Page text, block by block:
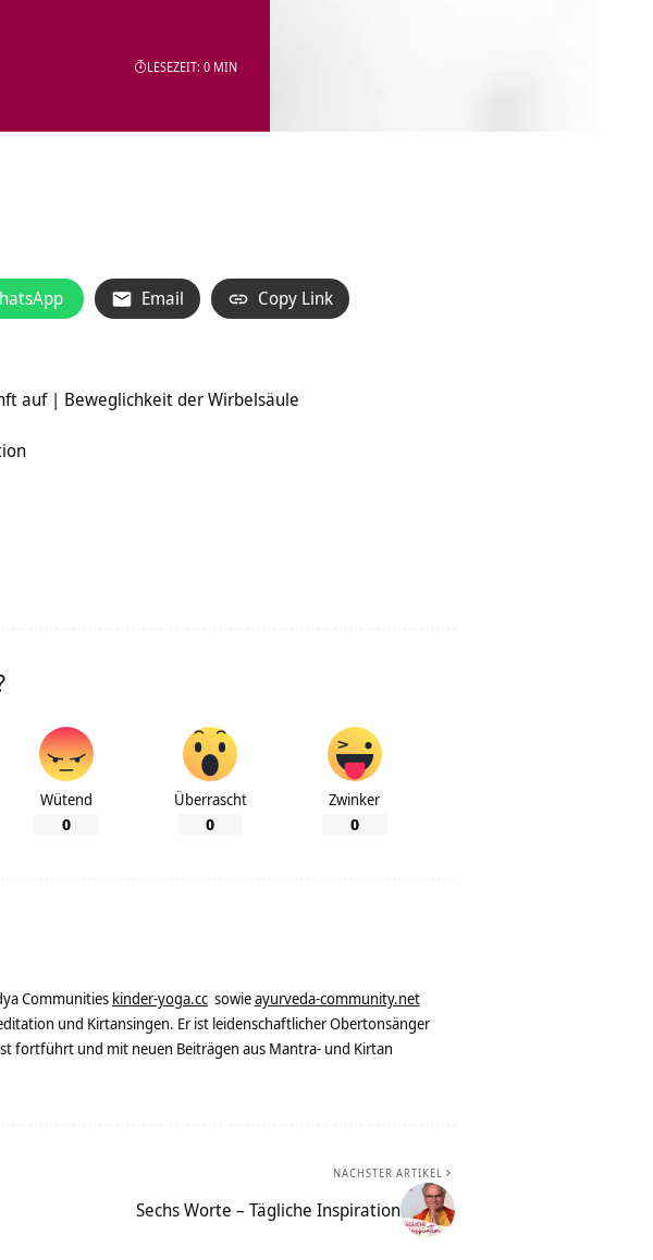
LESEZEIT: 0 MIN
Email Copy Link
auf | Beweglichkeit der Wirbelsäule
Wütend
0
Überrascht
0
Zwinker
0
Communities kinder-yoga.cc sowieayurveda-community.net
und Kirtansingen. Er ist leidenschaftlicher Obertonsänger
fortführt und mit neuen Beiträgen aus Mantra- und Kirtan
NÄCHSTER ARTIKEL
Sechs Worte – Tägliche Inspiration